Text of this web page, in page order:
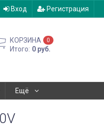
Вход Регистрация
КОРЗИНА 0
Итого: 0 руб.
Ещё